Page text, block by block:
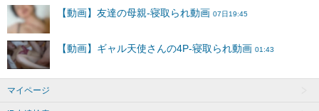
マイページ